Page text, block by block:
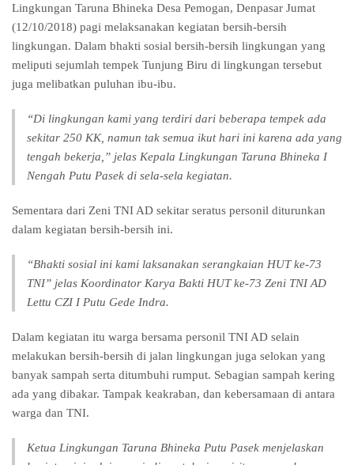
Lingkungan Taruna Bhineka Desa Pemogan, Denpasar Jumat
(12/10/2018) pagi melaksanakan kegiatan bersih-bersih
lingkungan. Dalam bhakti sosial bersih-bersih lingkungan yang
meliputi sejumlah tempek Tunjung Biru di lingkungan tersebut
juga melibatkan puluhan ibu-ibu.
“Di lingkungan kami yang terdiri dari beberapa tempek ada
sekitar 250 KK, namun tak semua ikut hari ini karena ada yang
tengah bekerja,” jelas Kepala Lingkungan Taruna Bhineka I
Nengah Putu Pasek di sela-sela kegiatan.
Sementara dari Zeni TNI AD sekitar seratus personil diturunkan
dalam kegiatan bersih-bersih ini.
“Bhakti sosial ini kami laksanakan serangkaian HUT ke-73
TNI” jelas Koordinator Karya Bakti HUT ke-73 Zeni TNI AD
Lettu CZI I Putu Gede Indra.
Dalam kegiatan itu warga bersama personil TNI AD selain
melakukan bersih-bersih di jalan lingkungan juga selokan yang
banyak sampah serta ditumbuhi rumput. Sebagian sampah kering
ada yang dibakar. Tampak keakraban, dan kebersamaan di antara
warga dan TNI.
Ketua Lingkungan Taruna Bhineka Putu Pasek menjelaskan